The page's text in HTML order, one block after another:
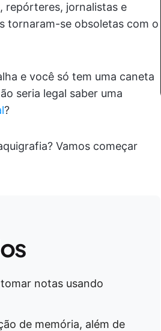
repórteres, jornalistas e
tornaram-se obsoletas com o
e você só tem uma caneta
seria legal saber uma
?
Vamos começar
notas usando
de memória, além de